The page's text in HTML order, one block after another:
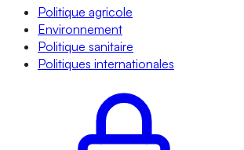
Politique agricole
Environnement
Politique sanitaire
Politiques internationales